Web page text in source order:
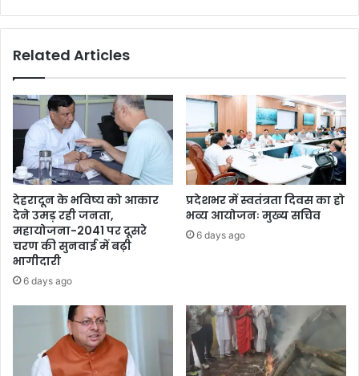
Related Articles
देहरादून के भविष्य को आकार
देने उमड़ रही जनता,
महायोजना-2041 पर दूसरे
चरण की सुनवाई में बढ़ी
भागीदारी
6 days ago
प्रदेशभर में स्वतंत्रता दिवस का हो
भव्य आयोजनः मुख्य सचिव
6 days ago